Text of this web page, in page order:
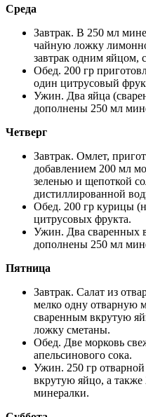
Среда
Завтрак. В 250 мл
чайную ложку
завтрак одним яйцом,
Обед. 200 гр
один цитрусовый
Ужин. Два яйца
дополнены 250 мл
Четверг
Завтрак. Омлет,
добавлением 200 мл
зеленью и щепоткой
дистиллированной
Обед. 200 гр курицы
цитрусовых фрукта.
Ужин. Два сваренных
дополнены 250 мл
Пятница
Завтрак. Салат из
мелко одну отварную
сваренным вкрутую
ложку сметаны.
Обед. Две морковь
апельсинового сока.
Ужин. 250 гр
вкрутую яйцо, а также
минералки.